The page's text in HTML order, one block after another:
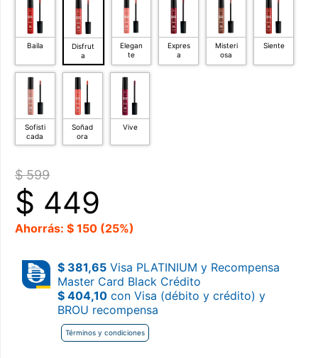
Baila
Disfrut
a
Elegan
te
Expres
a
Misteri
osa
Siente
Sofisti
cada
Soñad
ora
Vive
$ 599
$ 449
Ahorrás: $ 150 (25%)
$ 381,65 Visa PLATINIUM y Recompensa
Master Card Black Crédito
$ 404,10 con Visa (débito y crédito) y
BROU recompensa
Términos y condiciones